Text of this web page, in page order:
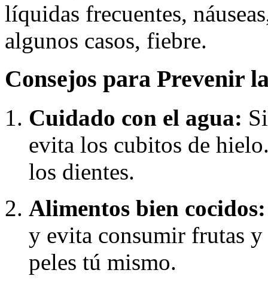
líquidas frecuentes,
algunos casos, fiebre.
Consejos para Prevenir
Cuidado con el agua:
evita los cubitos de
los dientes.
Alimentos bien cocidos:
y evita consumir frutas y
peles tú mismo.